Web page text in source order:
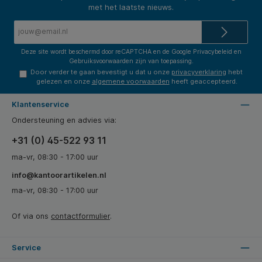
met het laatste nieuws.
Deze site wordt beschermd door reCAPTCHA en de Google Privacybeleid en
Gebruiksvoorwaarden zijn van toepassing.
Door verder te gaan bevestigt u dat u onze privacyverklaring hebt
gelezen en onze algemene voorwaarden heeft geaccepteerd.
Klantenservice
Ondersteuning en advies via:
+31 (0) 45-522 93 11
ma-vr, 08:30 - 17:00 uur
info@kantoorartikelen.nl
ma-vr, 08:30 - 17:00 uur
Of via ons contactformulier.
Service